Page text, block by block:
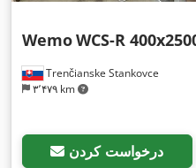
Trenčianske Stankovce
۳٬۴۷۹ km
WemoWCS-R
درخواست کردن